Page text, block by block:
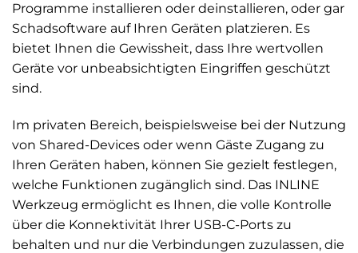
Programme installieren oder deinstallieren, oder gar
Schadsoftware auf Ihren Geräten platzieren. Es
bietet Ihnen die Gewissheit, dass Ihre wertvollen
Geräte vor unbeabsichtigten Eingriffen geschützt
sind.
Im privaten Bereich, beispielsweise bei der Nutzung
von Shared-Devices oder wenn Gäste Zugang zu
Ihren Geräten haben, können Sie gezielt festlegen,
welche Funktionen zugänglich sind. Das INLINE
Werkzeug ermöglicht es Ihnen, die volle Kontrolle
über die Konnektivität Ihrer USB-C-Ports zu
behalten und nur die Verbindungen zuzulassen, die